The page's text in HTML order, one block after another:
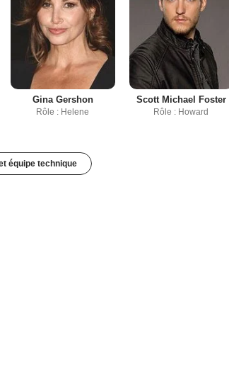
Gina Gershon
Rôle : Helene
Scott Michael Foster
Rôle : Howard
équipe technique